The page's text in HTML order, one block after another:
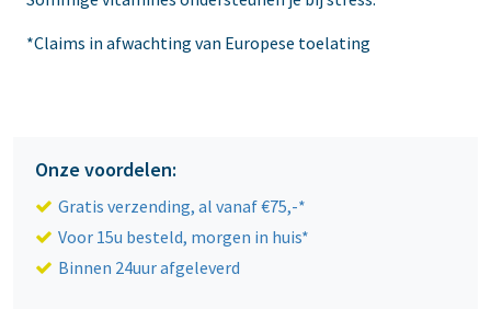
Onze voordelen:
Gratis verzending, al vanaf €75,-*
Voor 15u besteld, morgen in huis*
Binnen 24uur afgeleverd
*Claims in afwachting van Europese toelating